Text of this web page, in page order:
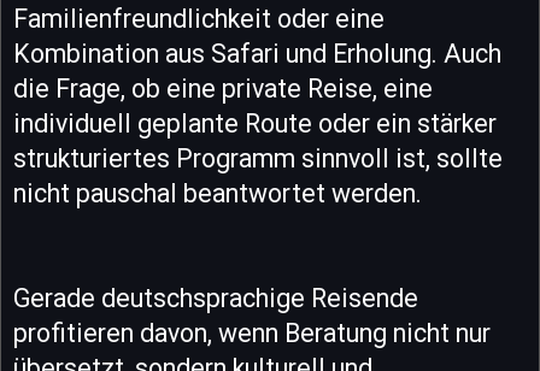
Familienfreundlichkeit oder eine
Kombination aus Safari und Erholung. Auch
die Frage, ob eine private Reise, eine
individuell geplante Route oder ein stärker
strukturiertes Programm sinnvoll ist, sollte
nicht pauschal beantwortet werden.
Gerade deutschsprachige Reisende
profitieren davon, wenn Beratung nicht nur